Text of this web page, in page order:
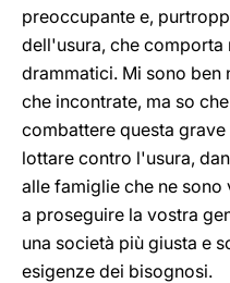
preoccupante e,
dell'usura, che
drammatici. Mi sono ben
che incontrate, ma so
combattere questa
lottare contro l'usura,
alle famiglie che ne
a proseguire la vostra
una società più giusta e
esigenze dei bisognosi.